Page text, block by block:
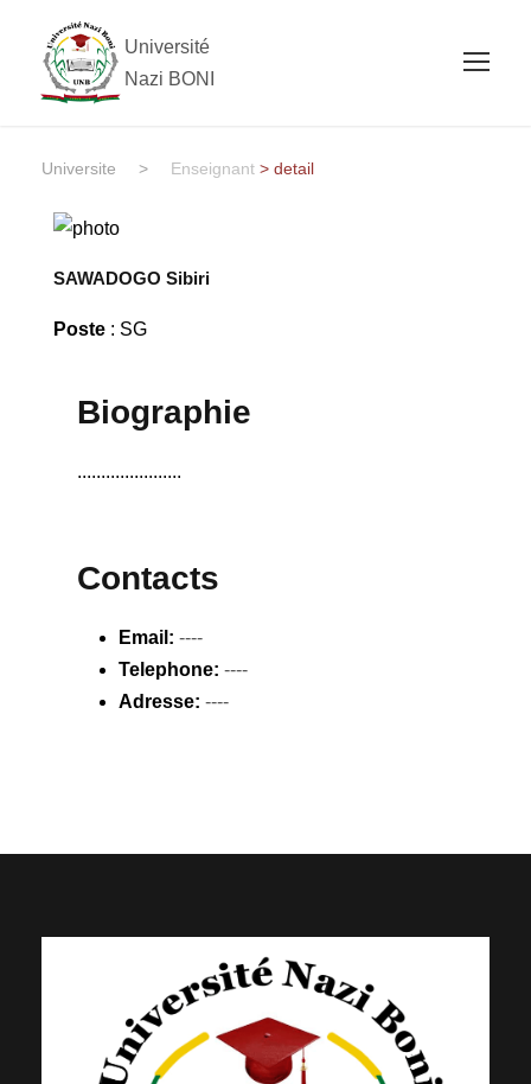
Université
Nazi BONI
Universite > Enseignant > detail
SAWADOGO Sibiri
Poste: SG
Biographie
......................
Contacts
Email: ----
Telephone: ----
Adresse: ----